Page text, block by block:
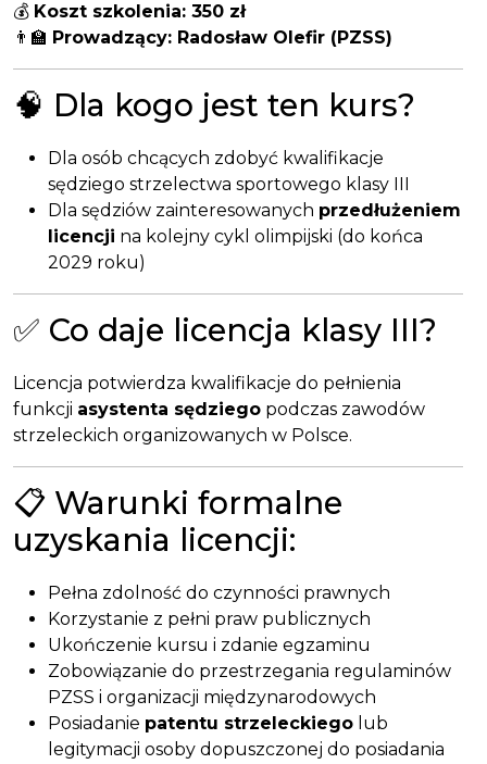
💰 Koszt szkolenia: 350 zł
👨‍🏫 Prowadzący: Radosław Olefir (PZSS)
🧠 Dla kogo jest ten kurs?
Dla osób chcących zdobyć kwalifikacje
sędziego strzelectwa sportowego klasy III
Dla sędziów zainteresowanych przedłużeniem
licencji na kolejny cykl olimpijski (do końca
2029 roku)
✅ Co daje licencja klasy III?
Licencja potwierdza kwalifikacje do pełnienia
funkcji asystenta sędziego podczas zawodów
strzeleckich organizowanych w Polsce.
📋 Warunki formalne
uzyskania licencji:
Pełna zdolność do czynności prawnych
Korzystanie z pełni praw publicznych
Ukończenie kursu i zdanie egzaminu
Zobowiązanie do przestrzegania regulaminów
PZSS i organizacji międzynarodowych
Posiadanie patentu strzeleckiego lub
legitymacji osoby dopuszczonej do posiadania